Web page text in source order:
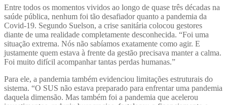
Entre todos os momentos vividos ao longo de quase três décadas na
saúde pública, nenhum foi tão desafiador quanto a pandemia da
Covid-19. Segundo Suelson, a crise sanitária colocou gestores
diante de uma realidade completamente desconhecida. “Foi uma
situação extrema. Nós não sabíamos exatamente como agir. E
justamente quem estava à frente da gestão precisava manter a calma.
Foi muito difícil acompanhar tantas perdas humanas.”
Para ele, a pandemia também evidenciou limitações estruturais do
sistema. “O SUS não estava preparado para enfrentar uma pandemia
daquela dimensão. Mas também foi a pandemia que acelerou